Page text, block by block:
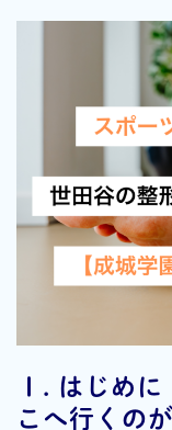
Ⅰ. はじめに
こへ行くの